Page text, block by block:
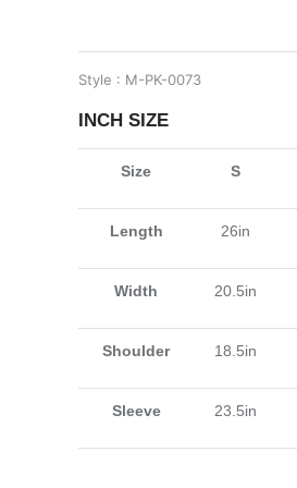
Style : M-PK-0073
INCH SIZE
Size S
Length 26in
Width 20.5in
Shoulder 18.5in
Sleeve 23.5in